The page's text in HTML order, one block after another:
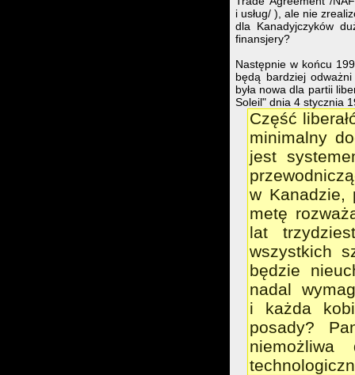
i usług/ ), ale nie
dla Kanadyjczyków
finansjery?
Następnie w końcu
będą bardziej
była nowa dla partii
Soleil" dnia 4 stycznia
Część
minimalny
jest
w Kanadzie,
metę
lat
wszystkich
będzie
nadal
i każda
posady?